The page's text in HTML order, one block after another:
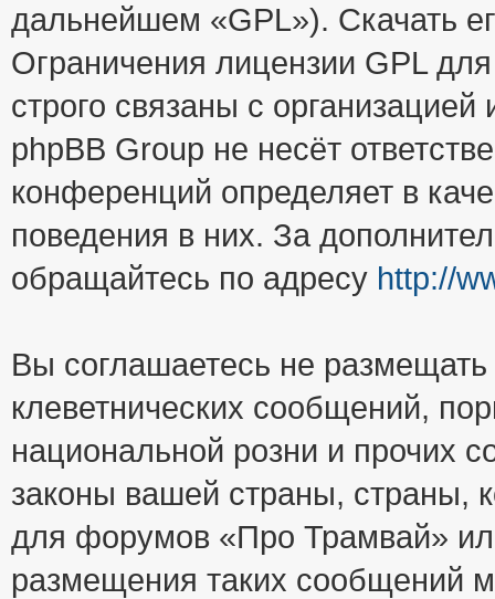
дальнейшем «GPL»). Скачать
Ограничения лицензии GPL
строго связаны с
phpBB Group не несёт
конференций определяет в
поведения в них. За
обращайтесь по адресу http://
Вы соглашаетесь не
клеветнических сообщений,
национальной розни и прочих
законы вашей страны, страны,
для форумов «Про Трамвай»
размещения таких сообщений